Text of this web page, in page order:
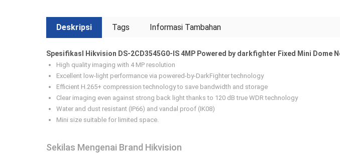
Deskripsi Tags Informasi Tambahan
SpesifikasI Hikvision DS-2CD3545G0-IS 4MP Powered by darkfighter Fixed Mini Dome
High quality imaging with 4 MP resolution
Excellent low-light performance via powered-by-DarkFighter technology
Efficient H.265+ compression technology to save bandwidth and storage
Clear imaging even against strong back light thanks to 120 dB true WDR technology
Water and dust resistant (IP66) and vandal proof (IK08)
Mini size suitable for limited space.
Sekilas Mengenai Brand Hikvision